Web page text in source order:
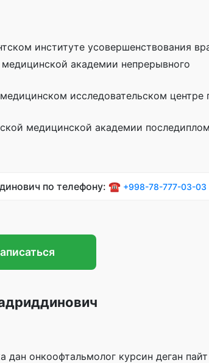
институте усовершенствования
академии непрерывного
исследовательском центре
медицинской академии
по телефону: ☎️ +998-78-777-03-03
дан онкоофтальмолог курсин деган